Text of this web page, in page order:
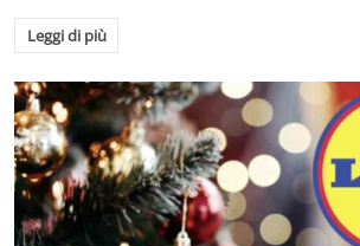
Leggi di più